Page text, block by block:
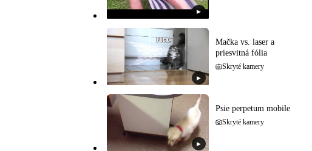
▶
▶
Mačka vs. laser a
priesvitná fólia
Skryté kamery
▶
Psie perpetum mobile
Skryté kamery